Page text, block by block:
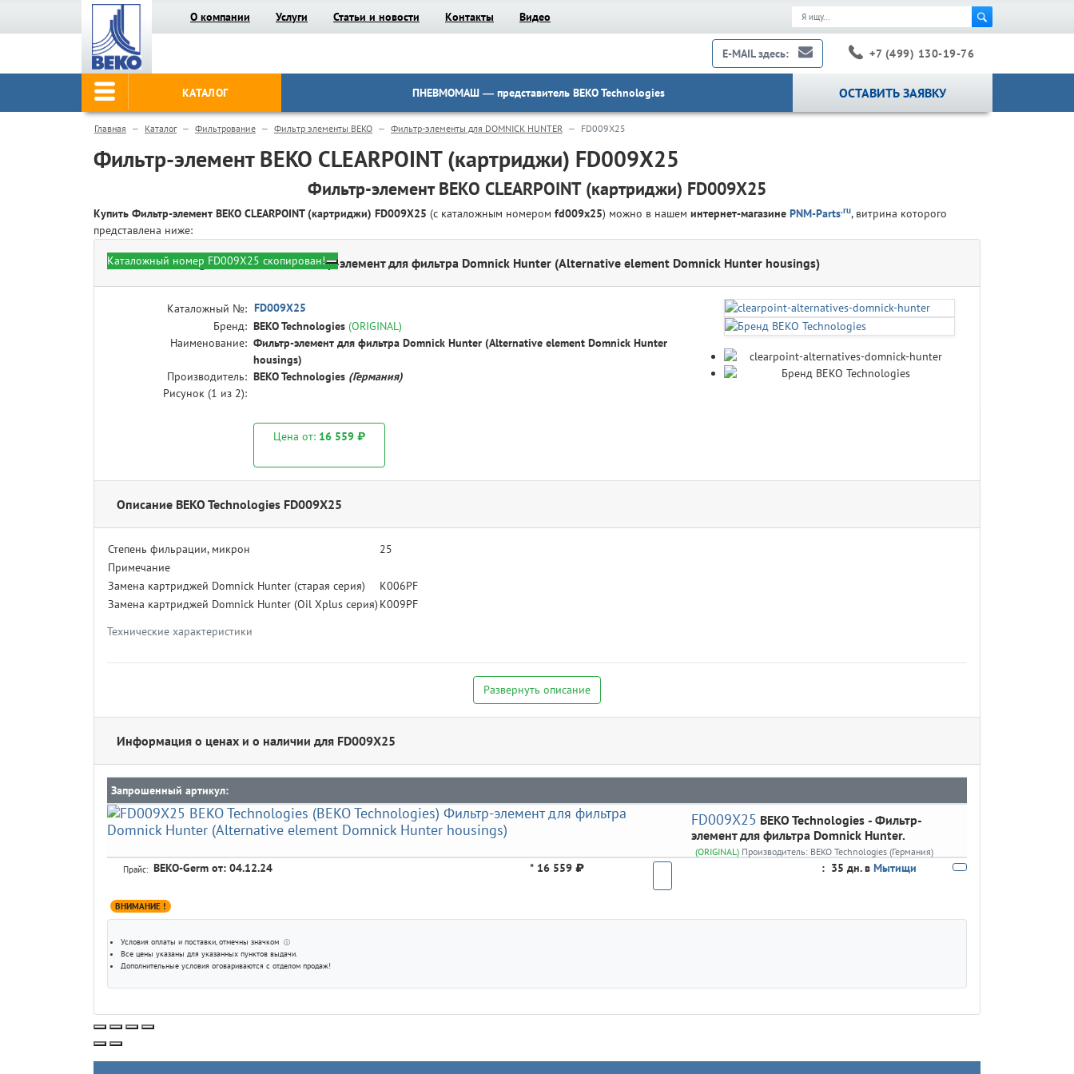
О компании Услуги Статьи и новости Контакты Видео
E-MAIL здесь: +7 (499) 130-19-76
КАТАЛОГ ПНЕВМОМАШ — представитель BEKO Technologies ОСТАВИТЬ ЗАЯВКУ
Главная Каталог Фильтрование Фильтр элементы BEKO Фильтр-элементы для DOMNICK HUNTER FD009X25
Фильтр-элемент BEKO CLEARPOINT (картриджи) FD009X25
Фильтр-элемент BEKO CLEARPOINT (картриджи) FD009X25
Купить Фильтр-элемент BEKO CLEARPOINT (картриджи) FD009X25 (с каталожным номером fd009x25) можно в нашем интернет-магазине PNM-Parts.ru, витрина которого
представлена ниже:
BEKO Technologies FD009X25 - Фильтр-элемент для фильтра Domnick Hunter (Alternative element Domnick Hunter housings)
Каталожный №: FD009X25
Бренд: BEKO Technologies (ORIGINAL)
Наименование: Фильтр-элемент для фильтра Domnick Hunter (Alternative element Domnick Hunter
housings)
Производитель: BEKO Technologies (Германия)
Рисунок (1 из 2):
Цена от: 16 559 ₽
Каталожный номер FD009X25 скопирован!
Описание BEKO Technologies FD009X25
Технические характеристики
Степень фильрации, микрон
25
Примечание
Замена картриджей Domnick Hunter (старая серия)
K006PF
Замена картриджей Domnick Hunter (Oil Xplus серия) K009PF
Развернуть описание
Информация о ценах и о наличии для FD009X25
Запрошенный артикул:
FD009X25 BEKO Technologies- Фильтр-
элемент для фильтра Domnick Hunter.
(ORIGINAL) Производитель: BEKO Technologies (Германия)
Прайс: BEKO-Germ от: 04.12.24 * 16 559 ₽ : 35 дн. в Мытищи
ВНИМАНИЕ !
Условия оплаты и поставки, отмечны значком ⓘ
Все цены указаны для указанных пунктов выдачи.
Дополнительные условия оговариваются с отделом продаж!